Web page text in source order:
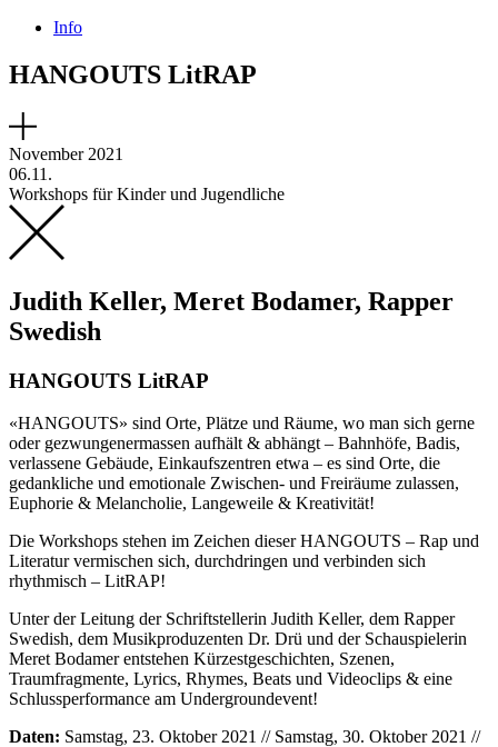
Info
HANGOUTS LitRAP
November 2021
06.11.
Workshops für Kinder und Jugendliche
Judith Keller, Meret Bodamer, Rapper
Swedish
HANGOUTS LitRAP
«HANGOUTS» sind Orte, Plätze und Räume, wo man sich gerne
oder gezwungenermassen aufhält & abhängt – Bahnhöfe, Badis,
verlassene Gebäude, Einkaufszentren etwa – es sind Orte, die
gedankliche und emotionale Zwischen- und Freiräume zulassen,
Euphorie & Melancholie, Langeweile & Kreativität!
Die Workshops stehen im Zeichen dieser HANGOUTS – Rap und
Literatur vermischen sich, durchdringen und verbinden sich
rhythmisch – LitRAP!
Unter der Leitung der Schriftstellerin Judith Keller, dem Rapper
Swedish, dem Musikproduzenten Dr. Drü und der Schauspielerin
Meret Bodamer entstehen Kürzestgeschichten, Szenen,
Traumfragmente, Lyrics, Rhymes, Beats und Videoclips & eine
Schlussperformance am Undergroundevent!
Daten: Samstag, 23. Oktober 2021 // Samstag, 30. Oktober 2021 //